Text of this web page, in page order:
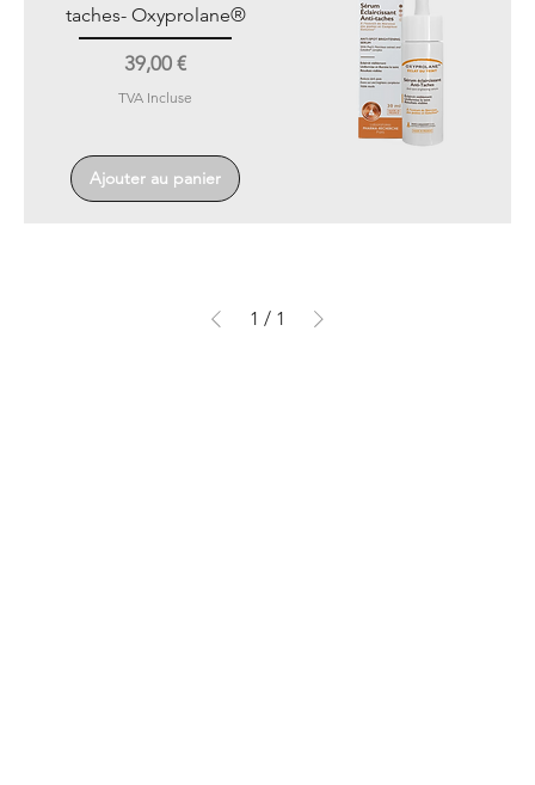
taches- Oxyprolane®
Prix
39,00 €
TVA Incluse
Ajouter au panier
1 / 1